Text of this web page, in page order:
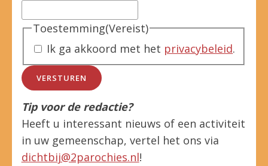
Toestemming(Vereist)
Ik ga akkoord met het privacybeleid.
VERSTUREN
Tip voor de redactie?
Heeft u interessant nieuws of een activiteit
in uw gemeenschap, vertel het ons via
dichtbij@2parochies.nl!